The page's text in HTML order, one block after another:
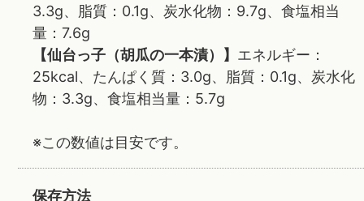
3.3g、脂質：0.1g、炭水化物：9.7g、食塩相当
量：7.6g
【仙台っ子（胡瓜の一本漬）】 エネルギー：
25kcal、たんぱく質：3.0g、脂質：0.1g、炭水化
物：3.3g、食塩相当量：5.7g
※この数値は目安です。
保存方法